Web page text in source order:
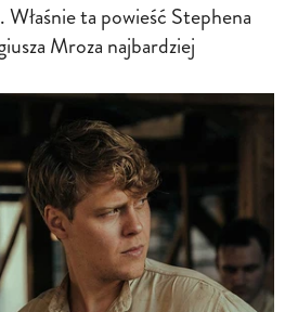
Właśnie ta powieść Stephena
Mroza najbardziej